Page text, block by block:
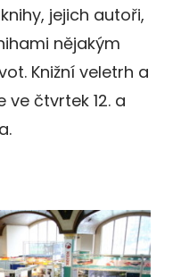
jejich autoři,
nějakým
Knižní veletrh a
ve čtvrtek 12. a